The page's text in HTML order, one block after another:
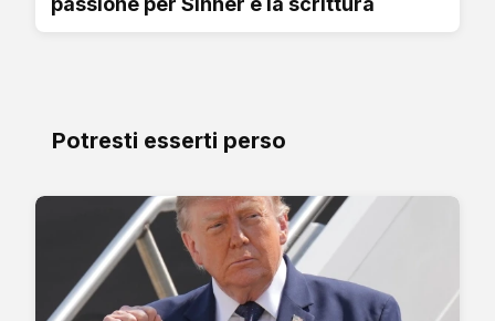
Potresti esserti perso